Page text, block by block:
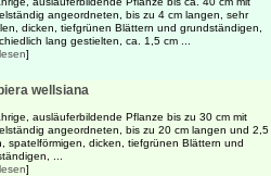
angeordneten, bis zu 4 cm langen, sehr
dicken, tiefgrünen Blättern und grundständigen,
lang gestielten, ca. 1,5 cm ...
]
wellsiana
ausläuferbildende Pflanze bis zu 30 cm mit
angeordneten, bis zu 20 cm langen und 2,5
spatelförmigen, dicken, tiefgrünen Blättern und
...
]